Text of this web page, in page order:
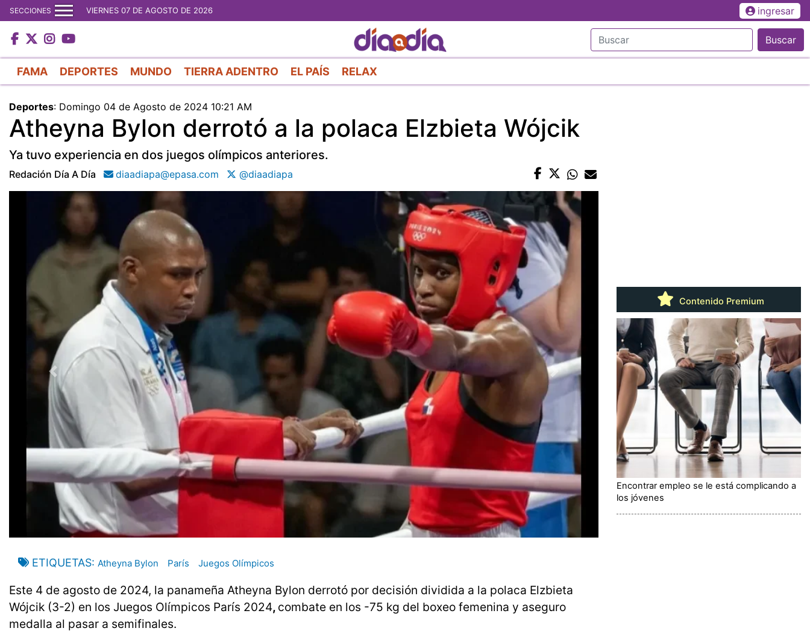
al
contenido
principal
SECCIONES VIERNES 07 DE AGOSTO DE 2026 ingresar
Buscar
FAMA DEPORTES MUNDO TIERRA ADENTRO EL PAÍS RELAX
Deportes: Domingo 04 de Agosto de 2024 10:21 AM
Atheyna Bylon derrotó a la polaca Elzbieta Wójcik
Ya tuvo experiencia en dos juegos olímpicos anteriores.
Redación Día A Día diaadiapa@epasa.com @diaadiapa
ETIQUETAS Atheyna Bylon París Juegos Olímpicos
Este 4 de agosto de 2024, la panameña Atheyna Bylon derrotó por decisión dividida a la polaca Elzbieta
Wójcik (3-2) en los Juegos Olímpicos París 2024, combate en los -75 kg del boxeo femenina y aseguro
medalla al pasar a semifinales.
Contenido Premium
Encontrar empleo se le está complicando a
los jóvenes